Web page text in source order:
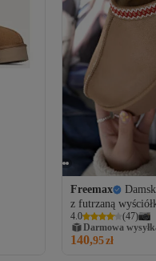
Freemax
z futrzaną
wysokim
4.0 (47)
Darmowa
140,95zł